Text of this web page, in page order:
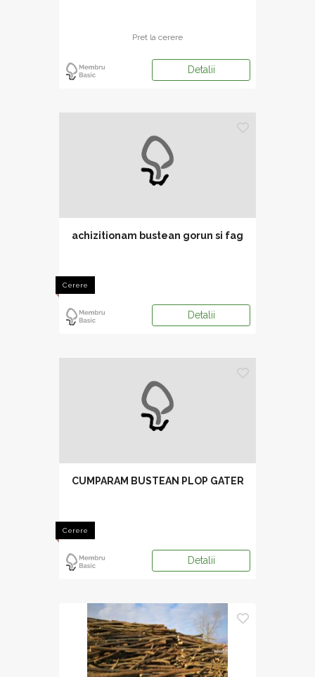
Pret la cerere
Detalii
achizitionam bustean gorun si fag
Cerere
Detalii
CUMPARAM BUSTEAN PLOP GATER
Cerere
Detalii